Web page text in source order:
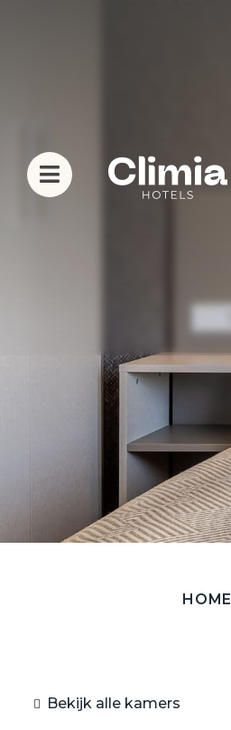
HOME
Bekijk alle kamers